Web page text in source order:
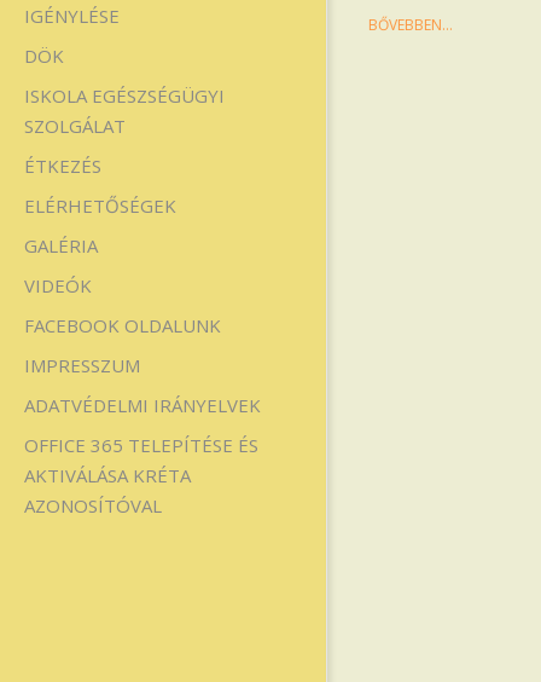
IGÉNYLÉSE
DÖK
ISKOLA EGÉSZSÉGÜGYI
SZOLGÁLAT
ÉTKEZÉS
ELÉRHETŐSÉGEK
GALÉRIA
VIDEÓK
FACEBOOK OLDALUNK
IMPRESSZUM
ADATVÉDELMI IRÁNYELVEK
OFFICE 365 TELEPÍTÉSE ÉS
AKTIVÁLÁSA KRÉTA
AZONOSÍTÓVAL
BŐVEBBEN…